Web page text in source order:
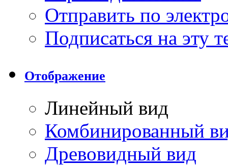
Отправить по
Подписаться на эту
Отображение
Линейный вид
Комбинированный
Древовидный вид